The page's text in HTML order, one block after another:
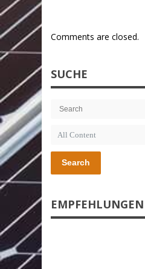
Comments are closed.
SUCHE
Search
EMPFEHLUNGEN